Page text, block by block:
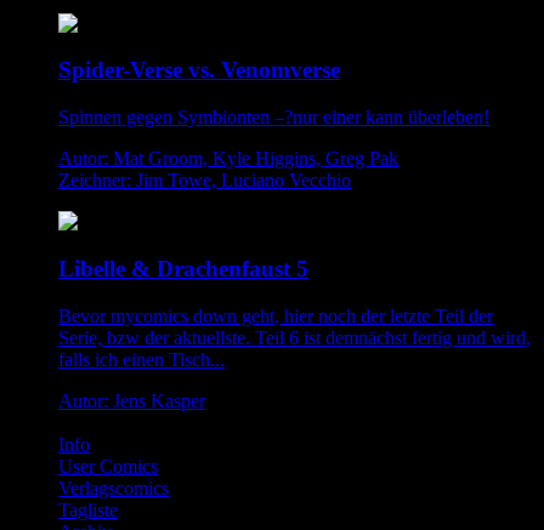
Spider-Verse vs. Venomverse
Spinnen gegen Symbionten –?nur einer kann überleben!
Autor: Mat Groom, Kyle Higgins, Greg Pak
Zeichner: Jim Towe, Luciano Vecchio
Libelle & Drachenfaust 5
Bevor mycomics down geht, hier noch der letzte Teil der
Serie, bzw der aktuellste. Teil 6 ist demnächst fertig und wird,
falls ich einen Tisch...
Autor: Jens Kasper
Info
User Comics
Verlagscomics
Tagliste